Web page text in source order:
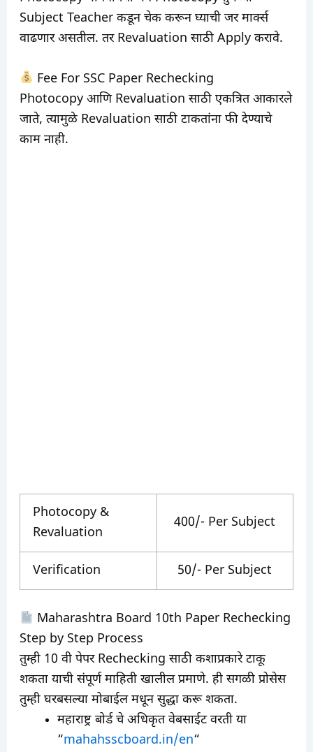
Subject Teacher कडून चेक करून घ्याची जर मार्क्स
वाढणार असतील. तर Revaluation साठी Apply करावे.
Fee For SSC Paper Rechecking
Photocopy आणि Revaluation साठी एकत्रित आकारले
जाते, त्यामुळे Revaluation साठी टाकतांना फी देण्याचे
काम नाही.
Photocopy &
Revaluation
400/- Per Subject
Verification 50/- Per Subject
Maharashtra Board 10th Paper Rechecking
Step by Step Process
तुम्ही 10 वी पेपर Rechecking साठी कशाप्रकारे टाकू
शकता याची संपूर्ण माहिती खालील प्रमाणे. ही सगळी प्रोसेस
तुम्ही घरबसल्या मोबाईल मधून सुद्धा करू शकता.
महाराष्ट्र बोर्ड चे अधिकृत वेबसाईट वरती या
“mahahsscboard.in/en“